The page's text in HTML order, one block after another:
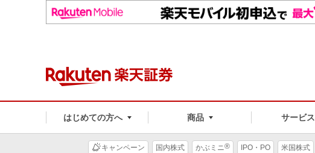
はじめての方へ 商品 サービス
キャンペーン 国内株式 かぶミニ® IPO・PO 米国株式